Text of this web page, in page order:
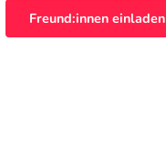
Freund:innen einladen